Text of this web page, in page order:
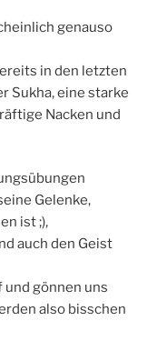
genauso
in den letzten
Sukha, eine starke
Nacken und
Gelenke,
ist ;),
auch den Geist
gönnen uns
also bisschen